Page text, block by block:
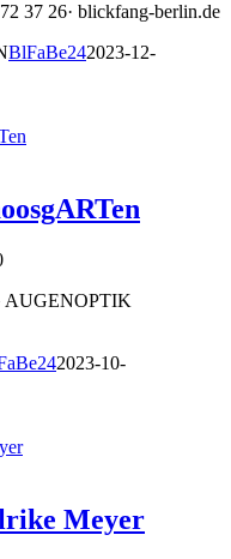
37 26· blickfang-berlin.de
BlFaBe242023-12-
AUGENOPTIK
2023-10-
Meyer